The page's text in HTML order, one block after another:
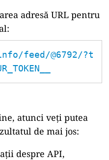
adresă URL pentru
feed/@6792/?t
atunci veți putea
de mai jos:
despre API,